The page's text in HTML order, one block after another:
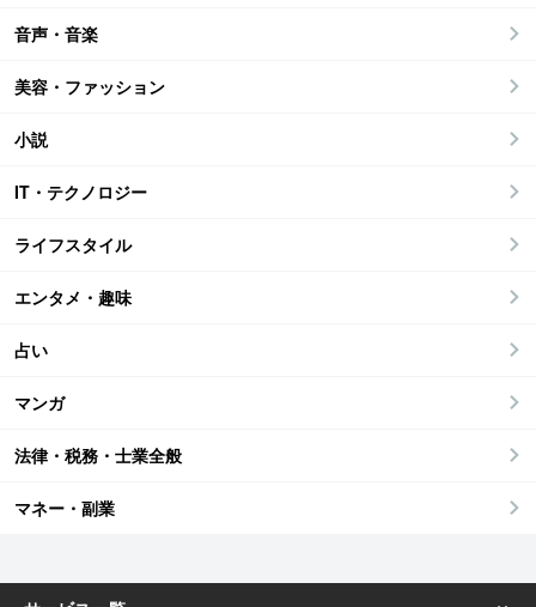
音声・音楽
美容・ファッション
小説
IT・テクノロジー
ライフスタイル
エンタメ・趣味
占い
マンガ
法律・税務・士業全般
マネー・副業